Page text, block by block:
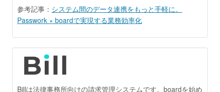
参考記事： システム間のデータ連携をもっと手軽に。
Passwork × boardで実現する業務効率化
Billは法律事務所向けの請求管理システムです。boardを始め